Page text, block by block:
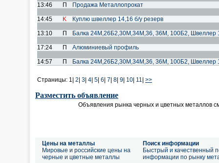
13:46 П Продажа Металлопрокат
14:45 K Куплю швеллер 14,16 б/у резерв
13:10 П Балка 24М,26Б2,30М,34М,36, 36М, 100Б2, Швеллер
17:24 П Алюминиевый профиль
14:57 П Балка 24М,26Б2,30М,34М,36, 36М, 100Б2, Швеллер
Страницы: 1| 2 3 4 5 6 7 8 9 10 11 >>
Разместить объявление
Объявления рынка черных и цветных металлов
Цены на металлы
Мировые и российские цены на
черные и цветные металлы
Поиск информации
Быстрый и качественный
информации по рынку